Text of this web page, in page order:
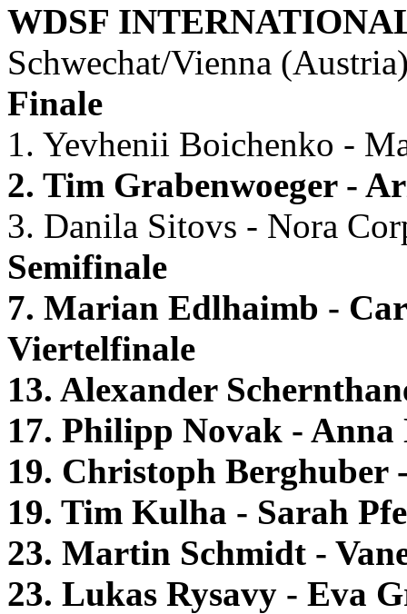
WDSF
Schwechat/Vienna
Finale
1. Yevhenii Boichenko -
2. Tim Grabenwoeger -
3. Danila Sitovs - Nora
Semifinale
7. Marian Edlhaimb -
Viertelfinale
13. Alexander
17. Philipp Novak -
19. Christoph
19. Tim Kulha - Sarah
23. Martin Schmidt -
23. Lukas Rysavy - Eva